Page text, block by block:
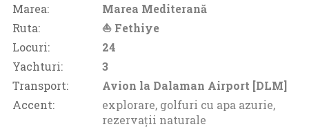
Marea:
Marea Mediterană
Ruta:
⛵ Fethiye
Locuri:
24
Yachturi:
3
Transport:
Avion la Dalaman Airport [DLM]
Accent:
explorare, golfuri cu apa azurie,
rezervații naturale